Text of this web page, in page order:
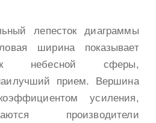
лепесток диаграммы
ширина показывает
небесной сферы,
прием. Вершина
усиления,
производители